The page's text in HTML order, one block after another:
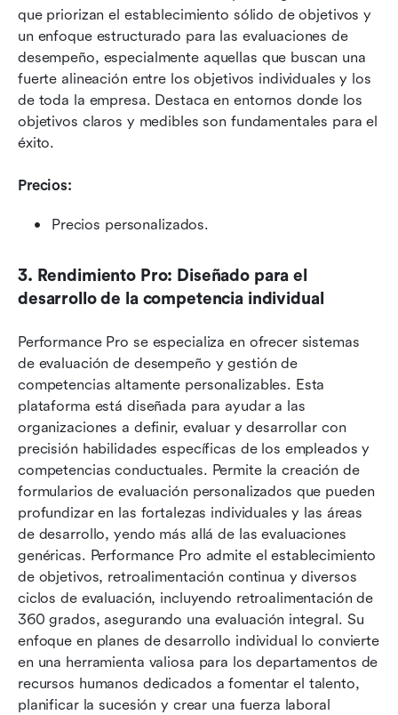
que priorizan el establecimiento sólido de objetivos y
un enfoque estructurado para las evaluaciones de
desempeño, especialmente aquellas que buscan una
fuerte alineación entre los objetivos individuales y los
de toda la empresa. Destaca en entornos donde los
objetivos claros y medibles son fundamentales para el
éxito.
Precios:
Precios personalizados.
3. Rendimiento Pro: Diseñado para el
desarrollo de la competencia individual
Performance Pro se especializa en ofrecer sistemas
de evaluación de desempeño y gestión de
competencias altamente personalizables. Esta
plataforma está diseñada para ayudar a las
organizaciones a definir, evaluar y desarrollar con
precisión habilidades específicas de los empleados y
competencias conductuales. Permite la creación de
formularios de evaluación personalizados que pueden
profundizar en las fortalezas individuales y las áreas
de desarrollo, yendo más allá de las evaluaciones
genéricas. Performance Pro admite el establecimiento
de objetivos, retroalimentación continua y diversos
ciclos de evaluación, incluyendo retroalimentación de
360 grados, asegurando una evaluación integral. Su
enfoque en planes de desarrollo individual lo convierte
en una herramienta valiosa para los departamentos de
recursos humanos dedicados a fomentar el talento,
planificar la sucesión y crear una fuerza laboral